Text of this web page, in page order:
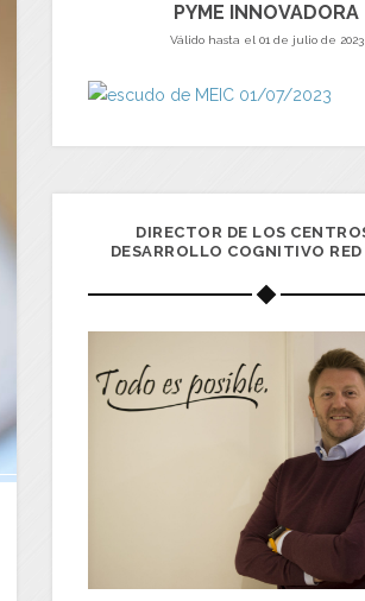
PYME INNOVADORA
Válido hasta el 01 de julio de 2023
DIRECTOR DE LOS
DESARROLLO COGNITIVO